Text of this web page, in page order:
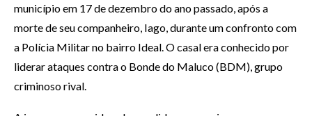
município em 17 de dezembro do ano passado, após a
morte de seu companheiro, Iago, durante um confronto com
a Polícia Militar no bairro Ideal. O casal era conhecido por
liderar ataques contra o Bonde do Maluco (BDM), grupo
criminoso rival.